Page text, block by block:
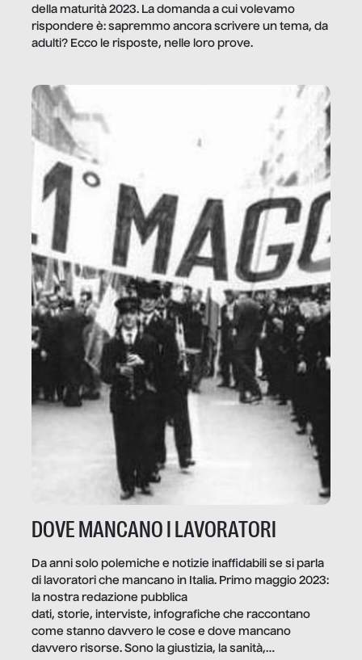
della maturità 2023. La domanda a cui volevamo
rispondere è: sapremmo ancora scrivere un tema, da
adulti? Ecco le risposte, nelle loro prove.
DOVE MANCANO I LAVORATORI
Da anni solo polemiche e notizie inaffidabili se si parla
di lavoratori che mancano in Italia. Primo maggio 2023:
la nostra redazione pubblica
dati, storie, interviste, infografiche che raccontano
come stanno davvero le cose e dove mancano
davvero risorse. Sono la giustizia, la sanità,